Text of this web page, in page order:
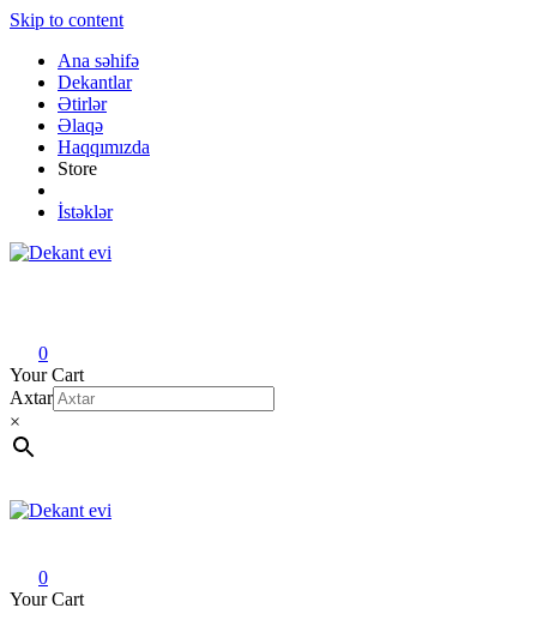
Skip to content
Ana səhifə
Dekantlar
Ətirlər
Əlaqə
Haqqımızda
Store
İstəklər
0
Your Cart
Axtar
×
0
Your Cart